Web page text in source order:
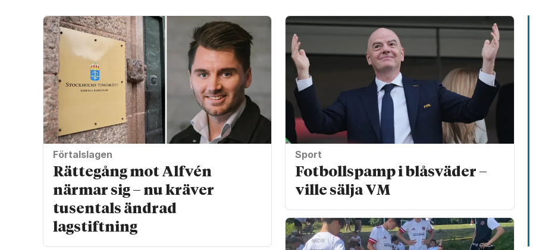
Förtalslagen
Rättegång mot Alfvén
närmar sig – nu kräver
tusentals ändrad
lagstiftning
Sport
Fotbollspamp i blåsväder –
ville sälja VM